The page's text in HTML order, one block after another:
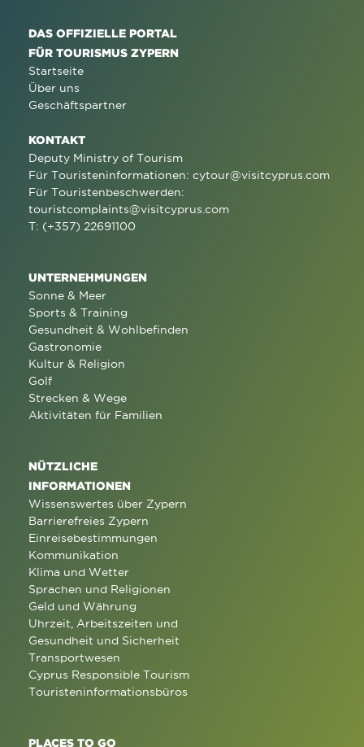
DAS OFFIZIELLE PORTAL
FÜR TOURISMUS ZYPERN
Startseite
Über uns
Geschäftspartner
KONTAKT
Deputy Ministry of Tourism
Für Touristeninformationen: cytour@visitcyprus.com
Für Touristenbeschwerden:
touristcomplaints@visitcyprus.com
T: (+357) 22691100
UNTERNEHMUNGEN
Sonne & Meer
Sports & Training
Gesundheit & Wohlbefinden
Gastronomie
Kultur & Religion
Golf
Strecken & Wege
Aktivitäten für Familien
NÜTZLICHE
INFORMATIONEN
Wissenswertes über Zypern
Barrierefreies Zypern
Einreisebestimmungen
Kommunikation
Klima und Wetter
Sprachen und Religionen
Geld und Währung
Uhrzeit, Arbeitszeiten und
Gesundheit und Sicherheit
Transportwesen
Cyprus Responsible Tourism
Touristeninformationsbüros
PLACES TO GO